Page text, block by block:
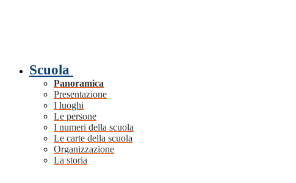
Scuola
Panoramica
Presentazione
I luoghi
Le persone
I numeri della scuola
Le carte della scuola
Organizzazione
La storia